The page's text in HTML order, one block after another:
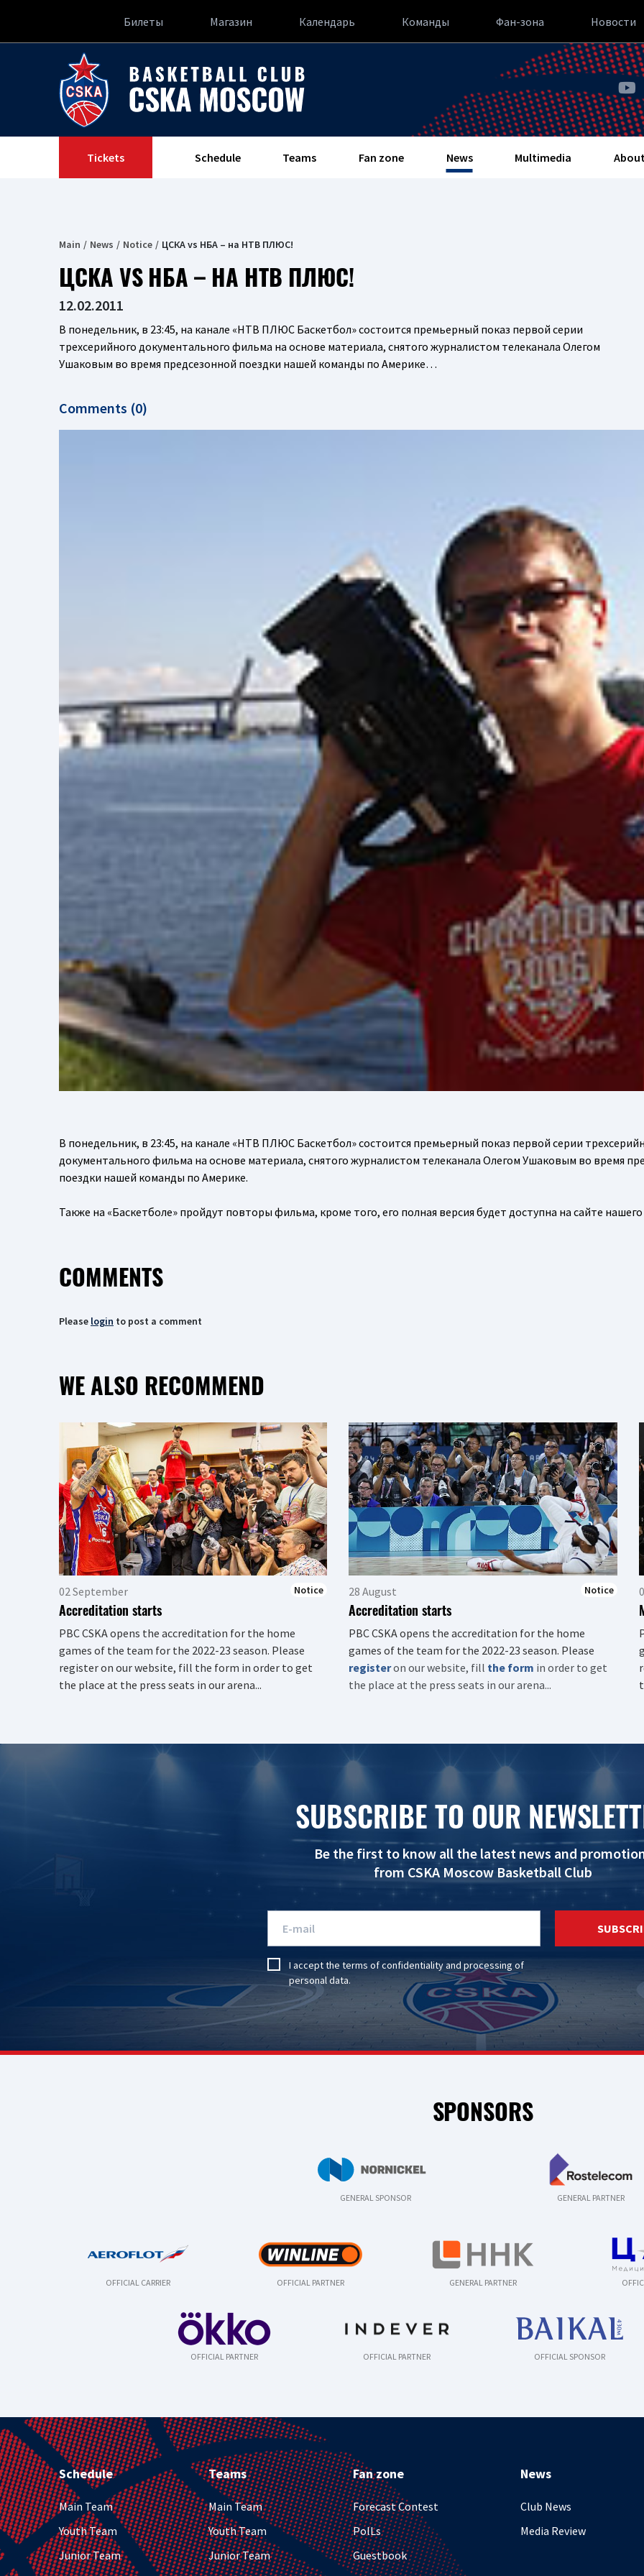
Билеты Магазин Календарь Команды Фан-зона Новости
Tickets Schedule Teams Fan zone News Multimedia
Main News Notice ЦСКА vs НБА – на НТВ ПЛЮС!
ЦСКА VS НБА – НА НТВ ПЛЮС!
12.02.2011
В понедельник, в 23:45, на канале «НТВ ПЛЮС Баскетбол» состоится премьерный показ первой серии
трехсерийного документального фильма на основе материала, снятого журналистом телеканала Олегом
Ушаковым во время предсезонной поездки нашей команды по Америке…
Comments (0)
В понедельник, в 23:45, на канале «НТВ ПЛЮС Баскетбол» состоится премьерный показ первой серии
документального фильма на основе материала, снятого журналистом телеканала Олегом Ушаковым во время
поездки нашей команды по Америке.
Также на «Баскетболе» пройдут повторы фильма, кроме того, его полная версия будет доступна на сайте нашего
COMMENTS
Please login to post a comment
WE ALSO RECOMMEND
02 September Notice
Accreditation starts
PBC CSKA opens the accreditation for the home
games of the team for the 2022-23 season. Please
register on our website, fill the form in order to get
the place at the press seats in our arena...
28 August Notice
Accreditation starts
PBC CSKA opens the accreditation for the home
games of the team for the 2022-23 season. Please
registeron our website, fill the form in order to get
the place at the press seats in our arena...
SUBSCRIBE TO OUR
Be the first to know all the latest news and
from CSKA Moscow Basketball Club
I accept the terms of confidentialityand processing of
personal data.
SPONSORS
GENERAL SPONSOR GENERAL PARTNER
OFFICIAL CARRIER OFFICIAL PARTNER GENERAL PARTNER
OFFICIAL PARTNER OFFICIAL PARTNER OFFICIAL SPONSOR
Schedule
Main Team
Youth Team
Junior Team
Teams
Main Team
Youth Team
Junior Team
Fan zone
Forecast Contest
PolLs
Guestbook
News
Club News
Media Review